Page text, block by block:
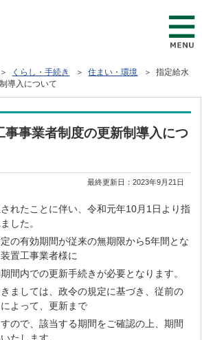
くらし・手続き ＞住まい・環境
＞ 指定給水
導入について
事事業者制度の更新制導入につ
最終更新日：2023年9月21日
れたことに伴い、令和元年10月1日より指
した。
の有効期間が従来の無期限から5年間とな
置工事業者様に
間内での更新手続きが必要となります。
ましては、政令の規定に基づき、従前の
よって、更新まで
ので、該当する期間をご確認の上、期間
たします。